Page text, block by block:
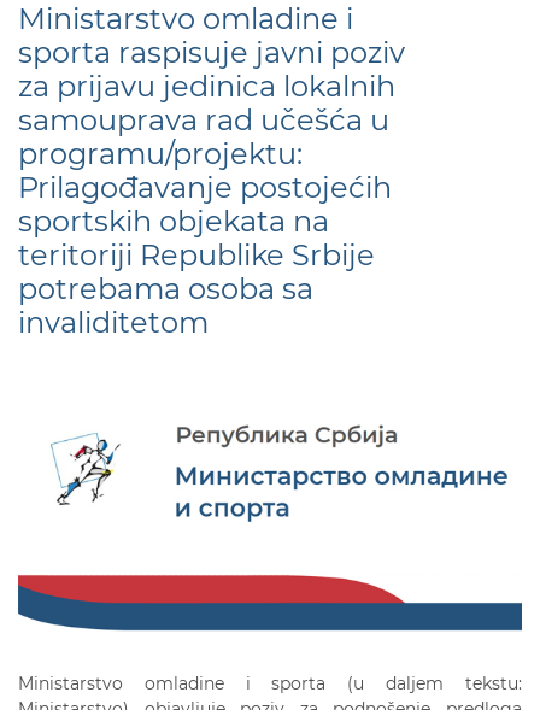
Ministarstvo omladine i
sporta raspisuje javni poziv
za prijavu jedinica lokalnih
samouprava rad učešća u
programu/projektu:
Prilagođavanje postojećih
sportskih objekata na
teritoriji Republike Srbije
potrebama osoba sa
invaliditetom
Ministarstvo omladine i sporta (u daljem tekstu: